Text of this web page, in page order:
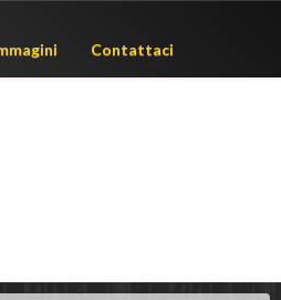
Contattaci